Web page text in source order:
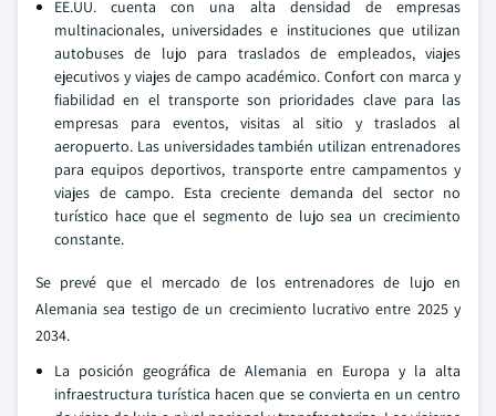
EE.UU. cuenta con una alta densidad de empresas
multinacionales, universidades e instituciones que utilizan
autobuses de lujo para traslados de empleados, viajes
ejecutivos y viajes de campo académico. Confort con marca y
fiabilidad en el transporte son prioridades clave para las
empresas para eventos, visitas al sitio y traslados al
aeropuerto. Las universidades también utilizan entrenadores
para equipos deportivos, transporte entre campamentos y
viajes de campo. Esta creciente demanda del sector no
turístico hace que el segmento de lujo sea un crecimiento
constante.
Se prevé que el mercado de los entrenadores de lujo en
Alemania sea testigo de un crecimiento lucrativo entre 2025 y
2034.
La posición geográfica de Alemania en Europa y la alta
infraestructura turística hacen que se convierta en un centro